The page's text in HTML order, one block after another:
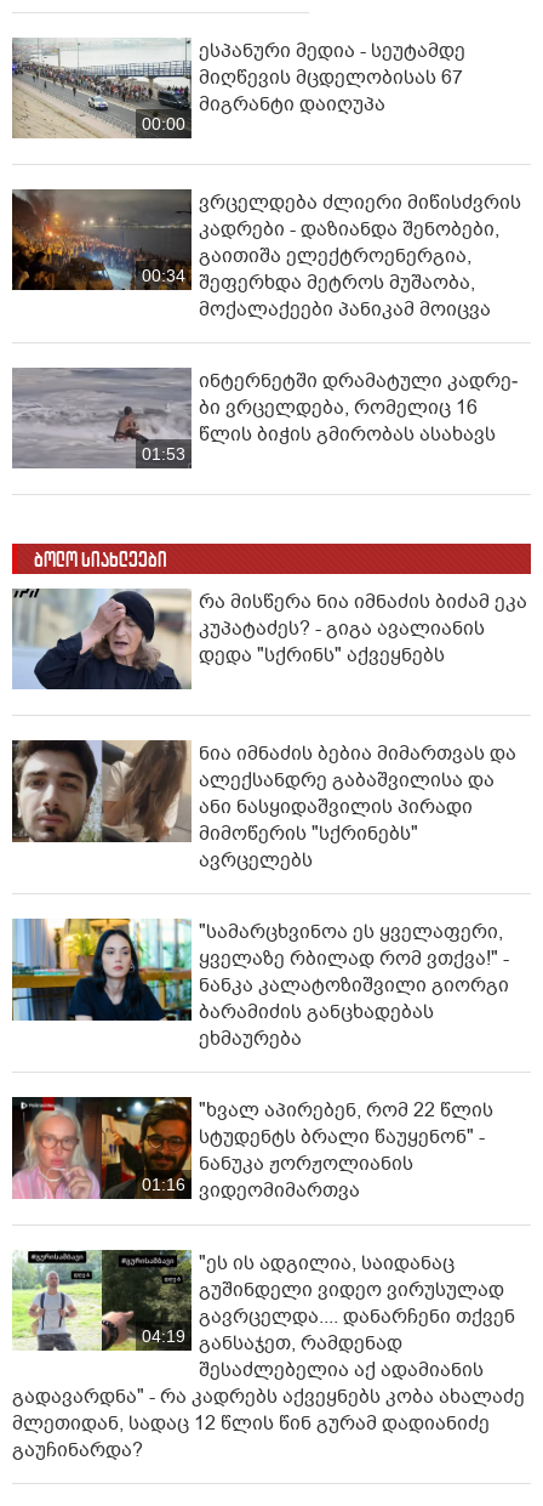
00:00
ესპანური მედია - სეუტამდე
მიღწევის მცდელობისას 67
მიგრანტი დაიღუპა
00:34
ვრცელდება ძლიერი მიწისძვრის
კადრები - დაზიანდა შენობები,
გაითიშა ელექტროენერგია,
შეფერხდა მეტროს მუშაობა,
მოქალაქეები პანიკამ მოიცვა
01:53
ინ­ტერ­ნეტ­ში დრა­მა­ტუ­ლი კად­რე­
ბი ვრცელდება, რომელიც 16
წლის ბიჭის გმირობას ასახავს
ბოლო სიახლეები
რა მისწერა ნია იმნაძის ბიძამ ეკა
კუპატაძეს? - გიგა ავალიანის
დედა "სქრინს" აქვეყნებს
ნია იმნაძის ბებია მიმართვას და
ალექსანდრე გაბაშვილისა და
ანი ნასყიდაშვილის პირადი
მიმოწერის "სქრინებს"
ავრცელებს
"სა­მარ­ცხვი­ნოა ეს ყვე­ლა­ფე­რი,
ყვე­ლა­ზე რბი­ლად რომ ვთქვა!" -
ნანკა კალატოზიშვილი გიორგი
ბარამიძის განცხადებას
ეხმაურება
01:16
"ხვალ აპირებენ, რომ 22 წლის
სტუდენტს ბრალი წაუყენონ" -
ნანუკა ჟორჟოლიანის
ვიდეომიმართვა
04:19
"ეს ის ადგილია, საიდანაც
გუშინდელი ვიდეო ვირუსულად
გავრცელდა.... დანარჩენი თქვენ
განსაჯეთ, რამდენად
შესაძლებელია აქ ადამიანის
გადავარდნა" - რა კადრებს აქვეყნებს კობა ახალაძე
მლეთიდან, სადაც 12 წლის წინ გურამ დადიანიძე
გაუჩინარდა?